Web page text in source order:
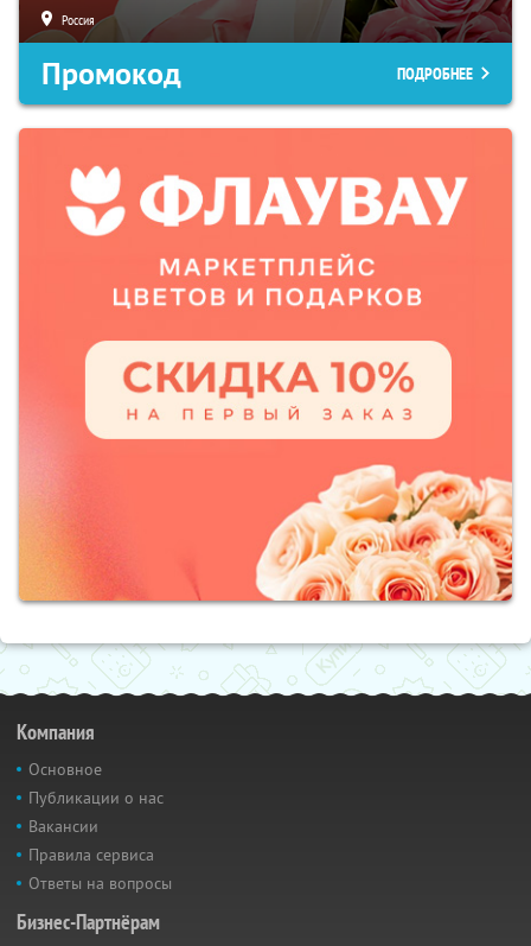
Россия
Промокод ПОДРОБНЕЕ
Компания
Основное
Публикации о нас
Вакансии
Правила сервиса
Ответы на вопросы
Бизнес-Партнёрам